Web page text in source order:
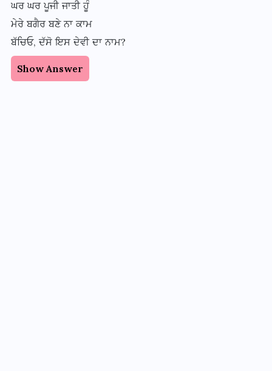
ਘਰ ਘਰ ਪੂਜੀ ਜਾਤੀ ਹੂੰ
ਮੇਰੇ ਬਗੈਰ ਬਣੇ ਨਾ ਕਾਮ
ਬੱਚਿਓ, ਦੱਸੋ ਇਸ ਦੇਵੀ ਦਾ ਨਾਮ?
Show Answer